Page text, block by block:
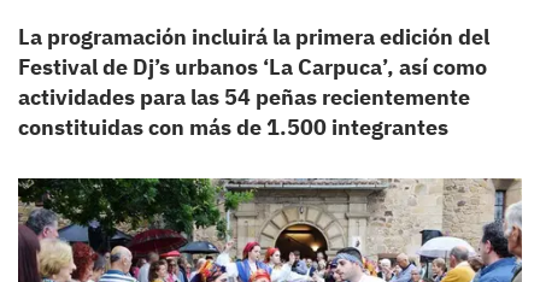
La programación incluirá la primera edición del
Festival de Dj’s urbanos ‘La Carpuca’, así como
actividades para las 54 peñas recientemente
constituidas con más de 1.500 integrantes